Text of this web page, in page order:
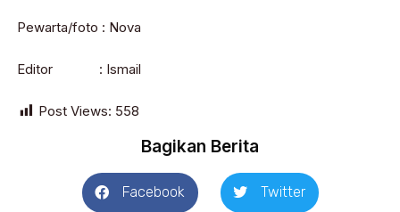
Pewarta/foto : Nova
Editor : Ismail
Post Views: 558
Bagikan Berita
Facebook Twitter